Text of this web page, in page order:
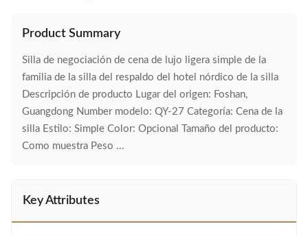
Product Summary
Silla de negociación de cena de lujo ligera simple de la
familia de la silla del respaldo del hotel nórdico de la silla
Descripción de producto Lugar del origen: Foshan,
Guangdong Number modelo: QY-27 Categoría: Cena de la
silla Estilo: Simple Color: Opcional Tamaño del producto:
Como muestra Peso ...
Key Attributes